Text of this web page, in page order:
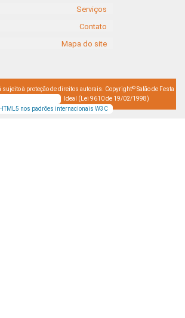
Serviços
Contato
Mapa do site
sujeito à proteção de direitos autorais. Copyright© Salão de Festa
Ideal (Lei 9610 de 19/02/1998)